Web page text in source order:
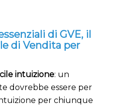
di GVE, il
di Vendita per
intuizione: un
dovrebbe essere per
per chiunque